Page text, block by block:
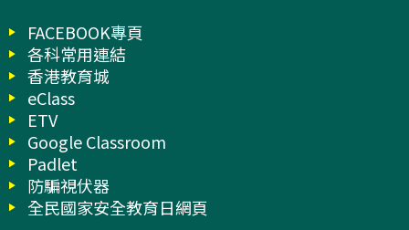
FACEBOOK專頁
各科常用連結
香港教育城
eClass
ETV
Google Classroom
Padlet
防騙視伏器
全民國家安全教育日網頁